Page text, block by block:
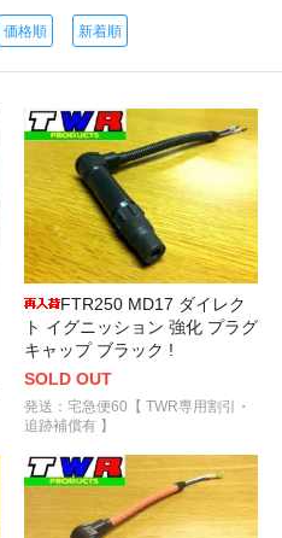
価格順 新着順
FTR250 MD17 ダイレク
ト イグニッション 強化 プラグ
キャップ ブラック !
SOLD OUT
発送：宅急便60【 TWR専用割引・
追跡補償有 】